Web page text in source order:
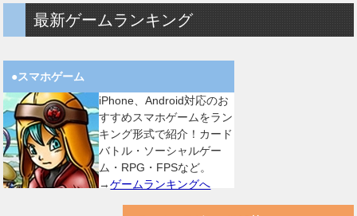
最新ゲームランキング
●スマホゲーム
iPhone、Android対応のお
すすめスマホゲームをラン
キング形式で紹介！カード
バトル・ソーシャルゲー
ム・RPG・FPSなど。
→ゲームランキングへ